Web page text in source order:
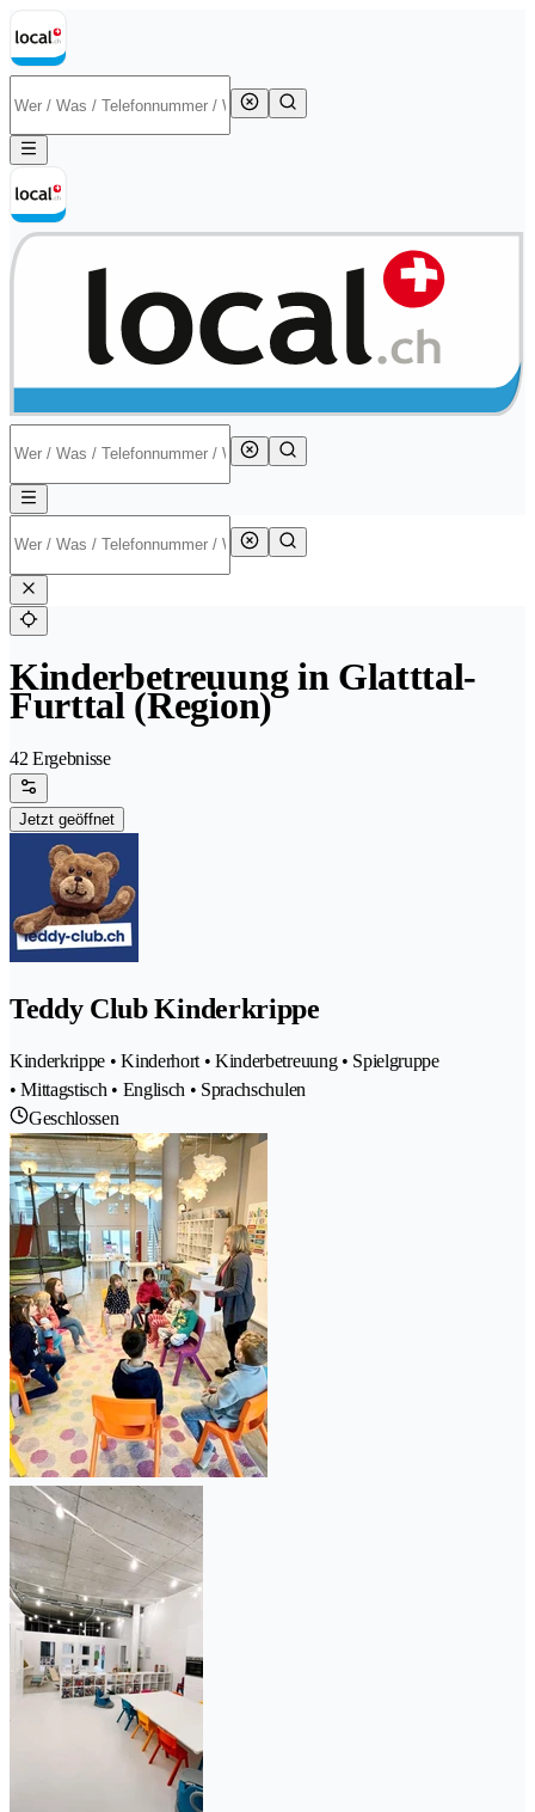
Kinderbetreuung in Glatttal-
Furttal (Region)
42 Ergebnisse
Jetzt geöffnet
Teddy Club Kinderkrippe
Kinderkrippe • Kinderhort • Kinderbetreuung • Spielgruppe
• Mittagstisch • Englisch • Sprachschulen
Geschlossen